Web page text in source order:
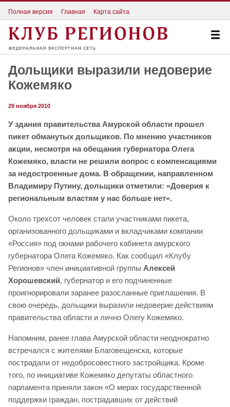
Полная версия Главная Карта сайта
Дольщики выразили недоверие
Кожемяко
29 ноября 2010
У здания правительства Амурской области прошел
пикет обманутых дольщиков. По мнению участников
акции, несмотря на обещания губернатора Олега
Кожемяко, власти не решили вопрос с компенсациями
за недостроенные дома. В обращении, направленном
Владимиру Путину, дольщики отметили: «Доверия к
региональным властям у нас больше нет».
Около трехсот человек стали участниками пикета,
организованного дольщиками и вкладчиками компании
«Россия» под окнами рабочего кабинета амурского
губернатора Олега Кожемяко. Как сообщил «Клубу
Регионов» член инициативной группы Алексей
Хорошевский, губернатор и его подчиненные
проигнорировали заранее разосланные приглашения. В
свою очередь, дольщики выразили недоверие действиям
правительства области и лично Олегу Кожемяко.
Напомним, ранее глава Амурской области неоднократно
встречался с жителями Благовещенска, которые
пострадали от недобросовестного застройщика. Кроме
того, по инициативе Кожемяко депутаты областного
парламента приняли закон «О мерах государственной
поддержки граждан, пострадавших от действий